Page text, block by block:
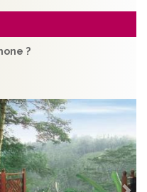
?